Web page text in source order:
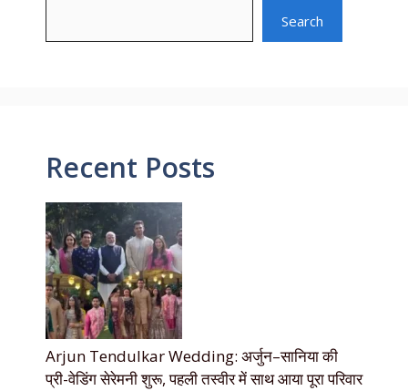
Search
Recent Posts
Arjun Tendulkar Wedding: अर्जुन–सानिया की
प्री-वेडिंग सेरेमनी शुरू, पहली तस्वीर में साथ आया पूरा परिवार